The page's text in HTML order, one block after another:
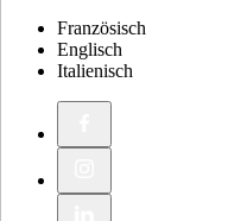
Französisch
Englisch
Italienisch